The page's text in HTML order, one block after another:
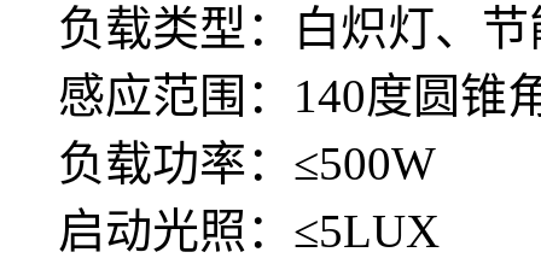
负载类型：白炽灯、
感应范围：140度圆锥
负载功率：≤500W
启动光照：≤5LUX